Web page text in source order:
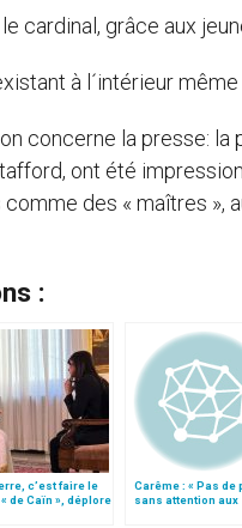
cardinal, grâce aux
à l´intérieur
concerne la presse: la
ont été
des « maîtres »,
:
c’est faire le
de Caïn », déplore
Carême : « Pas de
sans attention aux